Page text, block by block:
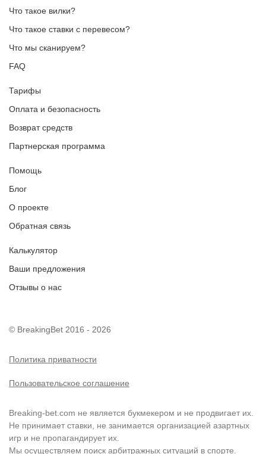
Что такое вилки?
Что такое ставки с перевесом?
Что мы сканируем?
FAQ
Тарифы
Оплата и безопасность
Возврат средств
Партнерская программа
Помощь
Блог
О проекте
Обратная связь
Калькулятор
Ваши предложения
Отзывы о нас
© BreakingBet 2016 - 2026
Политика приватности
Пользовательское соглашение
Breaking-bet.com не является букмекером и не продвигает их.
Не принимает ставки, не занимается организацией азартных
игр и не пропагандирует их.
Мы осуществляем поиск арбитражных ситуаций в спорте.